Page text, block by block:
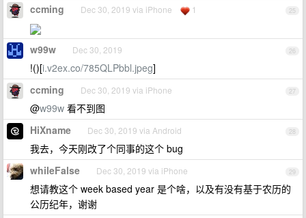
25
ccming Dec 30, 2019 via iPhone 1
26
w99w Dec 30, 2019
!()[i.v2ex.co/785QLPbbl.jpeg]
27
ccming Dec 30, 2019 via iPhone
@w99w 看不到图
28
HiXname Dec 30, 2019 via Android
我去，今天刚改了个同事的这个 bug
29
whileFalse Dec 30, 2019 via iPhone
想请教这个 week based year 是个啥，以及有没有基于农历的
公历纪年，谢谢